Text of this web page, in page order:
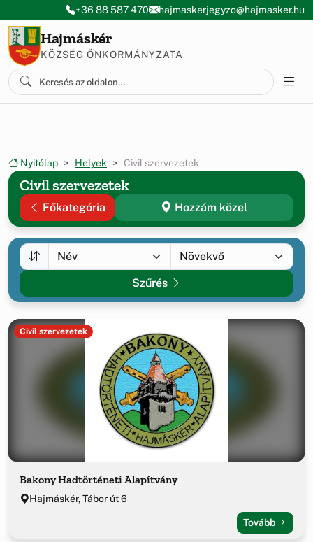
Ugrás a menüre
Ugrás a tartalomra
+36 88 587 470 hajmaskerjegyzo@hajmasker.hu
Hajmáskér
KÖZSÉG ÖNKORMÁNYZATA
Nyitólap Helyek Civil szervezetek
Civil szervezetek
Főkategória Hozzám közel
Szűrés
Civil szervezetek
Bakony Hadtörténeti Alapítvány
Hajmáskér, Tábor út 6
Tovább